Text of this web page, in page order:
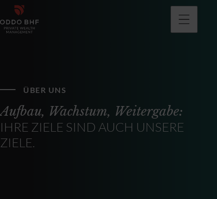
ÜBER UNS
Aufbau, Wachstum, Weitergabe:
IHRE ZIELE SIND AUCH UNSERE
ZIELE.